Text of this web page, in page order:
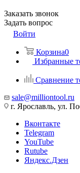
Заказать звонок
Задать вопрос
Войти
Корзина0
Избранные
Сравнение
sale@milliontool.ru
г. Ярославль, ул.
Вконтакте
Telegram
YouTube
Rutube
Яндекс.Дзен